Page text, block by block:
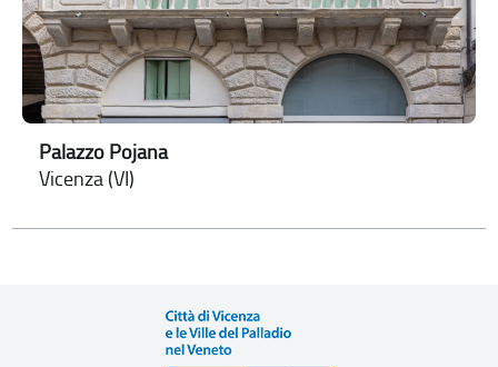
Palazzo Pojana
Vicenza (VI)